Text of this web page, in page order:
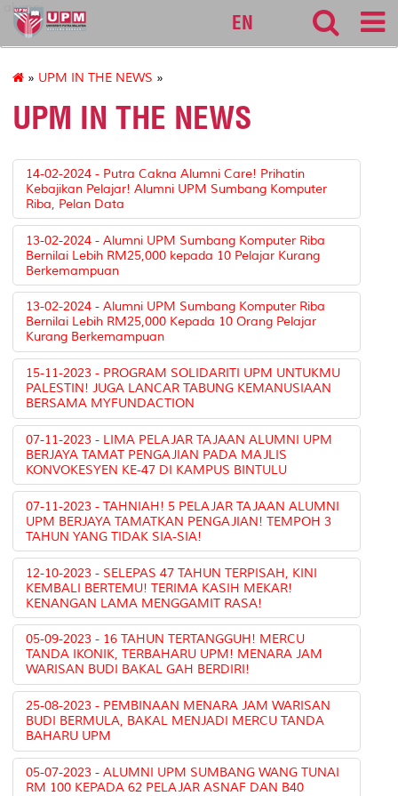
alumni
EN
» UPM IN THE NEWS »
UPM IN THE NEWS
14-02-2024 - Putra Cakna Alumni Care! Prihatin
Kebajikan Pelajar! Alumni UPM Sumbang Komputer
Riba, Pelan Data
13-02-2024 - Alumni UPM Sumbang Komputer Riba
Bernilai Lebih RM25,000 kepada 10 Pelajar Kurang
Berkemampuan
13-02-2024 - Alumni UPM Sumbang Komputer Riba
Bernilai Lebih RM25,000 Kepada 10 Orang Pelajar
Kurang Berkemampuan
15-11-2023 - PROGRAM SOLIDARITI UPM UNTUKMU
PALESTIN! JUGA LANCAR TABUNG KEMANUSIAAN
BERSAMA MYFUNDACTION
07-11-2023 - LIMA PELAJAR TAJAAN ALUMNI UPM
BERJAYA TAMAT PENGAJIAN PADA MAJLIS
KONVOKESYEN KE-47 DI KAMPUS BINTULU
07-11-2023 - TAHNIAH! 5 PELAJAR TAJAAN ALUMNI
UPM BERJAYA TAMATKAN PENGAJIAN! TEMPOH 3
TAHUN YANG TIDAK SIA-SIA!
12-10-2023 - SELEPAS 47 TAHUN TERPISAH, KINI
KEMBALI BERTEMU! TERIMA KASIH MEKAR!
KENANGAN LAMA MENGGAMIT RASA!
05-09-2023 - 16 TAHUN TERTANGGUH! MERCU
TANDA IKONIK, TERBAHARU UPM! MENARA JAM
WARISAN BUDI BAKAL GAH BERDIRI!
25-08-2023 - PEMBINAAN MENARA JAM WARISAN
BUDI BERMULA, BAKAL MENJADI MERCU TANDA
BAHARU UPM
05-07-2023 - ALUMNI UPM SUMBANG WANG TUNAI
RM 100 KEPADA 62 PELAJAR ASNAF DAN B40